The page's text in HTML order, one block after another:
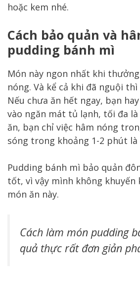
hoặc kem nhé.
Cách bảo quản và
pudding bánh mì
Món này ngon nhất khi
nóng. Và kể cả khi đã nguội
Nếu chưa ăn hết ngay, bạn
vào ngăn mát tủ lạnh, tối đa
ăn, bạn chỉ việc hâm nóng
sóng trong khoảng 1-2 phút là
Pudding bánh mì bảo quản
tốt, vì vậy mình không
món ăn này.
Cách làm món pudding
quả thực rất đơn giản